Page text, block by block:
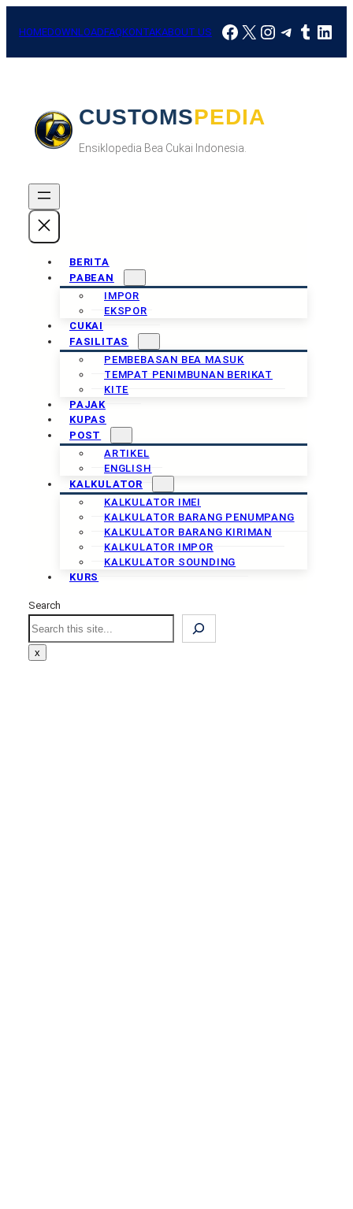
HOMEDOWNLOADFAQKONTAKABOUT US Facebook
X Instagram
CUSTOMSPEDIA
Ensiklopedia Bea Cukai Indonesia.
BERITA
PABEAN
IMPOR
EKSPOR
CUKAI
FASILITAS
PEMBEBASAN BEA MASUK
TEMPAT PENIMBUNAN BERIKAT
KITE
PAJAK
KUPAS
POST
ARTIKEL
ENGLISH
KALKULATOR
KALKULATOR IMEI
KALKULATOR BARANG PENUMPANG
KALKULATOR BARANG KIRIMAN
KALKULATOR IMPOR
KALKULATOR SOUNDING
KURS
Search
Search
x